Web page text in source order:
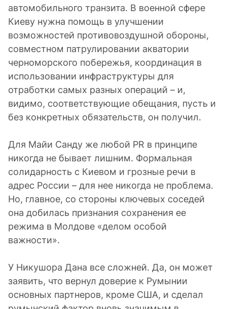
автомобильного транзита. В военной сфере
Киеву нужна помощь в улучшении
возможностей противовоздушной обороны,
совместном патрулировании акватории
черноморского побережья, координация в
использовании инфраструктуры для
отработки самых разных операций – и,
видимо, соответствующие обещания, пусть и
без конкретных обязательств, он получил.
Для Майи Санду же любой PR в принципе
никогда не бывает лишним. Формальная
солидарность с Киевом и грозные речи в
адрес России – для нее никогда не проблема.
Но, главное, со стороны ключевых соседей
она добилась признания сохранения ее
режима в Молдове «делом особой
важности».
У Никушора Дана все сложней. Да, он может
заявить, что вернул доверие к Румынии
основных партнеров, кроме США, и сделал